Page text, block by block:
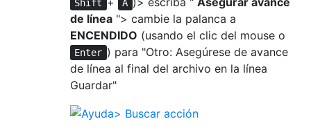
Shift A
de línea "> cambie la palanca a
ENCENDIDO (usando el clic del mouse o
Enter ) para "Otro: Asegúrese de avance
de línea al final del archivo en la línea
Guardar"